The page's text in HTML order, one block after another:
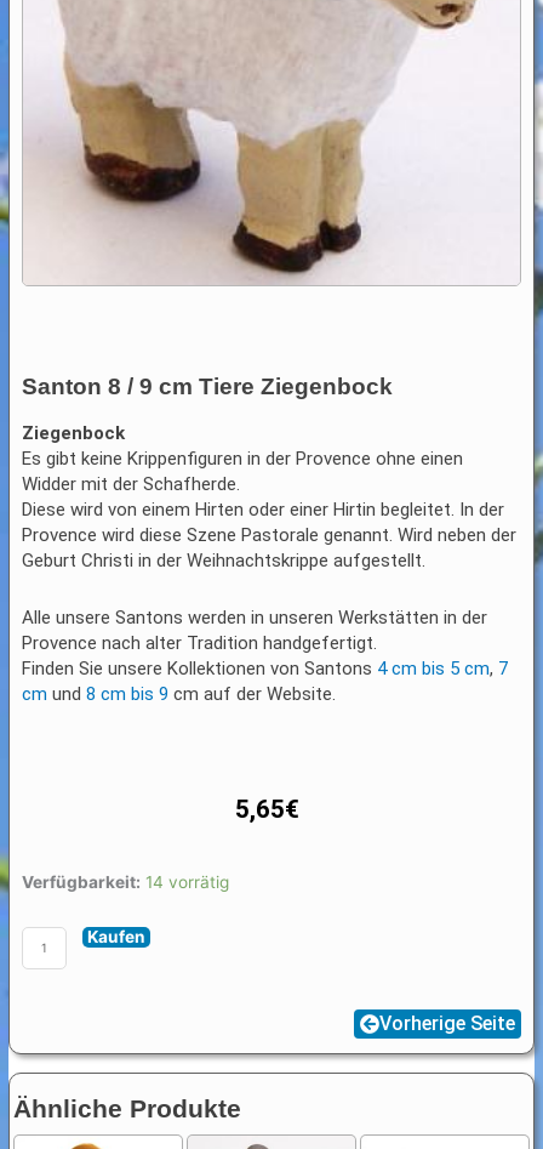
Santon 8 / 9 cm Tiere Ziegenbock
Ziegenbock
Es gibt keine Krippenfiguren in der Provence ohne einen
Widder mit der Schafherde.
Diese wird von einem Hirten oder einer Hirtin begleitet. In der
Provence wird diese Szene Pastorale genannt. Wird neben der
Geburt Christi in der Weihnachtskrippe aufgestellt.
Alle unsere Santons werden in unseren Werkstätten in der
Provence nach alter Tradition handgefertigt.
Finden Sie unsere Kollektionen von Santons 4 cm bis 5 cm, 7
cm und8 cm bis 9 cm auf der Website.
5,65€
Verfügbarkeit: 14 vorrätig
Santon
9
Ziegenbock
Menge
Kaufen
Vorherige Seite
Ähnliche Produkte